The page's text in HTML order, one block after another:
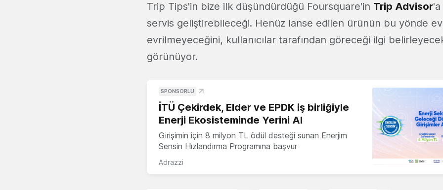
Trip Tips'in bize ilk düşündürdüğü Foursquare'in Trip Advisor
servis geliştirebileceği. Henüz lanse edilen ürünün bu yönde
evrilmeyeceğini, kullanıcılar tarafından göreceği ilgi
görünüyor.
SPONSORLU
İTÜ Çekirdek, Elder ve EPDK iş birliğiyle
Enerji Ekosisteminde Yerini Al
Girişimin için 8 milyon TL ödül desteği sunan Enerjim
Sensin Hızlandırma Programına başvur
Adrazzi